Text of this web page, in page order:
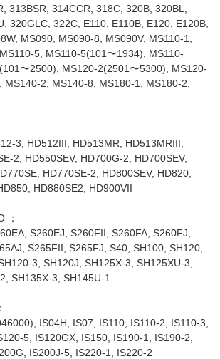
313BSR, 314CCR, 318C, 320B, 320BL,
320GLC, 322C, E110, E110B, E120, E120B,
MS090, MS090-8, MS090V, MS110-1,
5, MS110-5(101〜1934), MS110-
〜2500), MS120-2(2501〜5300), MS120-
2, MS140-8, MS180-1, MS180-2,
3, HD512III, HD513MR, HD513MRIII,
2, HD550SEV, HD700G-2, HD700SEV,
HD770SE-2, HD800SEV, HD820,
HD880SE2, HD900VII
：
S260EJ, S260FII, S260FA, S260FJ,
S265FII, S265FJ, S40, SH100, SH120,
3, SH120J, SH125X-3, SH125XU-3,
SH135X-3, SH145U-1
IS04H, IS07, IS110, IS110-2, IS110-3,
5, IS120GX, IS150, IS190-1, IS190-2,
IS200J-5, IS220-1, IS220-2